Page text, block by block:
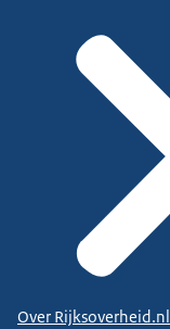
Over Rijksoverheid.nl